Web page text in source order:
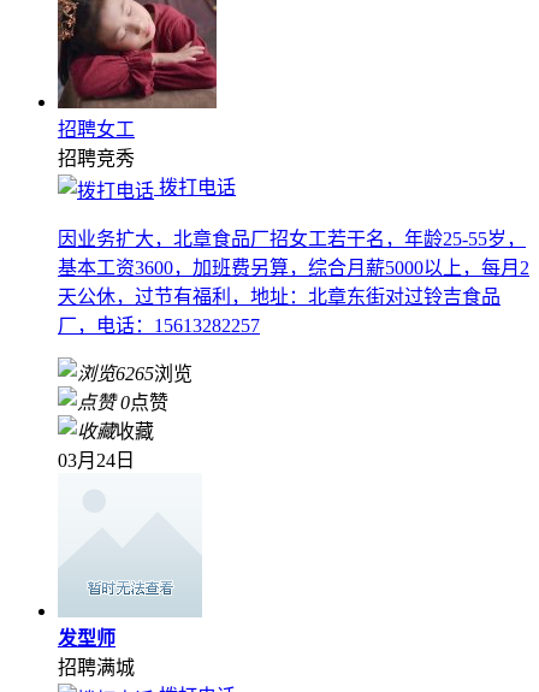
招聘女工
招聘竞秀
拨打电话
因业务扩大，北章食品厂招女工若干名，年龄25-55岁，
基本工资3600，加班费另算，综合月薪5000以上，每月2
天公休，过节有福利，地址：北章东街对过铃吉食品
厂，电话：15613282257
6265浏览
0点赞
收藏
03月24日
发型师
招聘满城